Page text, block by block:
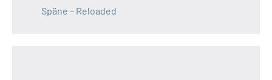
Späne – Reloaded